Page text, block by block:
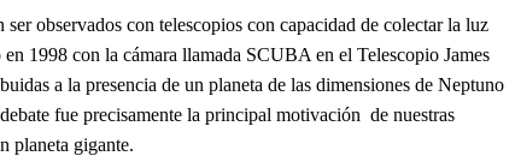
observados con telescopios con capacidad de colectar la luz
1998 con la cámara llamada SCUBA en el Telescopio James
a la presencia de un planeta de las dimensiones de Neptuno
fue precisamente la principal motivación de nuestras
planeta gigante.